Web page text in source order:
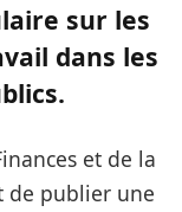
sur les
dans les
et de la
de publier une